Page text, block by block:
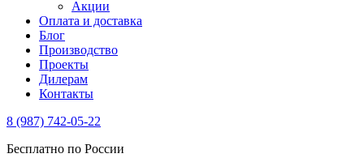
Акции
Оплата и доставка
Блог
Производство
Проекты
Дилерам
Контакты
8 (987) 742-05-22
Бесплатно по России